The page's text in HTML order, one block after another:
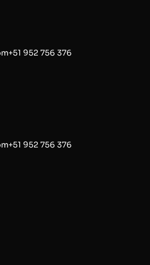
+51 952 756 376
+51 952 756 376